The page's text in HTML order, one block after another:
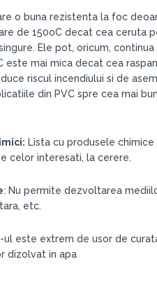
o buna rezistenta la foc
de 150oC decat cea ceruta
Ele pot, oricum,
este mai mica decat cea
riscul incendiului si de
din PVC spre cea mai
Lista cu produsele
celor interesati, la cerere.
: Nu permite dezvoltarea
etc.
ul este extrem de usor de
dizolvat in apa